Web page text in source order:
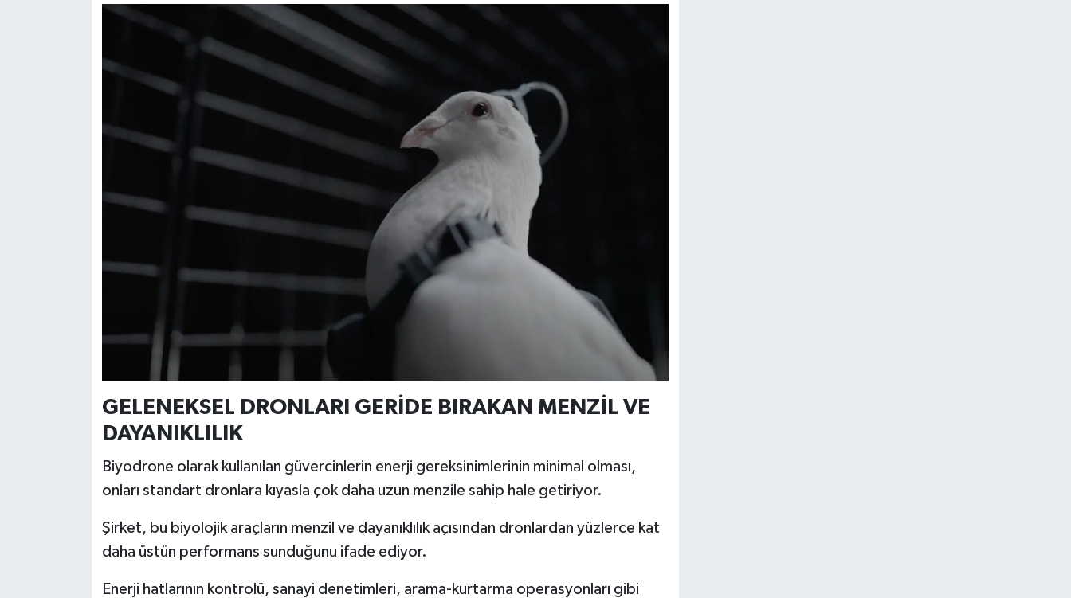
GELENEKSEL DRONLARI GERİDE BIRAKAN MENZİL VE
DAYANIKLILIK
Biyodrone olarak kullanılan güvercinlerin enerji gereksinimlerinin minimal olması,
onları standart dronlara kıyasla çok daha uzun menzile sahip hale getiriyor.
Şirket, bu biyolojik araçların menzil ve dayanıklılık açısından dronlardan yüzlerce kat
daha üstün performans sunduğunu ifade ediyor.
Enerji hatlarının kontrolü, sanayi denetimleri, arama-kurtarma operasyonları gibi